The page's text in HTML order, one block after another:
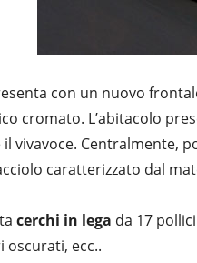
con un nuovo
cromato. L’abitacolo
vivavoce. Centralmente,
caratterizzato dal
cerchi in lega da 17
oscurati, ecc..